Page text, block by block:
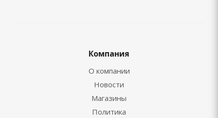
Компания
О компании
Новости
Магазины
Политика